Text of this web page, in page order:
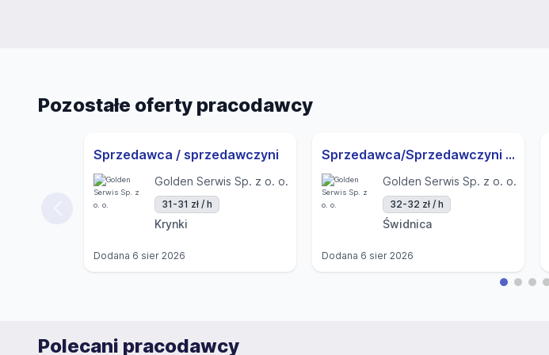
Pozostałe oferty pracodawcy
Sprzedawca / sprzedawczyni
Golden Serwis Sp. z o. o.
31-31 zł / h
Krynki
Dodana 6 sier 2026
Sprzedawca/Sprzedawczyni z wykładaniem towaru - Świdnica Ul. K. Wielkiego
Golden Serwis Sp. z o. o.
32-32 zł / h
Świdnica
Dodana 6 sier 2026
Polecani pracodawcy